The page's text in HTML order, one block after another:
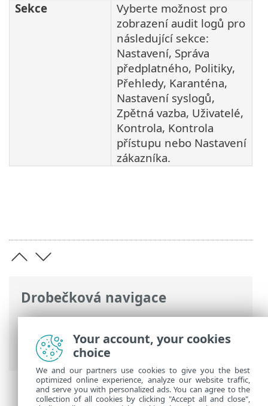
Drobečková navigace
ESET Online nápověda>ESET Cloud
Office Security>Navigace v ESET Cloud
Office Security> Audit log
Sekce
Vyberte možnost pro
zobrazení audit logů pro
následující sekce:
Nastavení, Správa
předplatného, Politiky,
Přehledy, Karanténa,
Nastavení syslogů,
Zpětná vazba, Uživatelé,
Kontrola, Kontrola
přístupu nebo Nastavení
zákazníka.
Your account, your cookies
choice
We and our partners use cookies to give you the best
optimized online experience, analyze our website traffic,
and serve you with personalized ads. You can agree to the
collection of all cookies by clicking "Accept all and close",